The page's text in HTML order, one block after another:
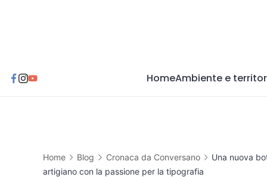
HomeAmbiente e
Home Blog Cronaca da Conversano
Una nuova
artigiano con la passione per la tipografia